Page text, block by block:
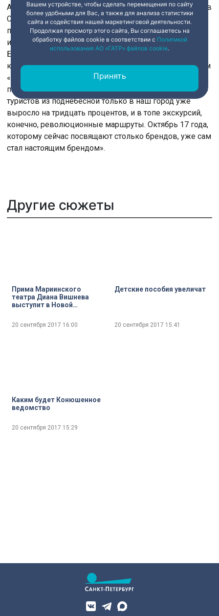
А это анимационный ролик, выпущенный в этом году в
США. Октябрьская революция за три минуты, с
помощью рисованных персонажей, с вольным
изображением главных действующих лиц. А вот в
Британском музее готовится масштабная выставка
купюр, монет и медалей 17 года под общим названием
«Денежные знаки коммунизма». Ну, и, конечно,
памятная дата не прошла мимо жителей Китая – число
туристов из поднебесной только в наш город уже
выросло на тридцать процентов, и в топе экскурсий,
конечно, революционные маршруты. Октябрь 17 года,
которому сейчас посвящают столько брендов, уже сам
стал настоящим брендом».
Другие сюжеты
Прима Мариинского
театра Диана Вишнева
выступит в Новой
включение
20 сентября 2017 16:00
Детские пособия увеличат
20 сентября 2017 15:41
Каким будет Конюшенное
ведомство
20 сентября 2017 15:29
Вашем устройстве, чтобы сделать перемещения по сайту
более удобными для Вас, а также для анализа статистики
сайта и содействия нашей маркетинговой деятельности.
Продолжая просмотр этого сайта, Вы соглашаетесь на
обработку файлов cookie в соответствии с Политикой
использования АО «ГАТР» файлов cookie.
Принять